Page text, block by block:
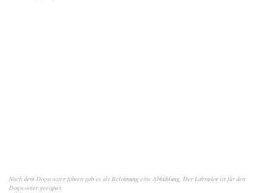
Nach dem Dogscooter fahren gab es als Belohnung eine Abkühlung. Der Labrador ist für den
Dogscooter geeignet.